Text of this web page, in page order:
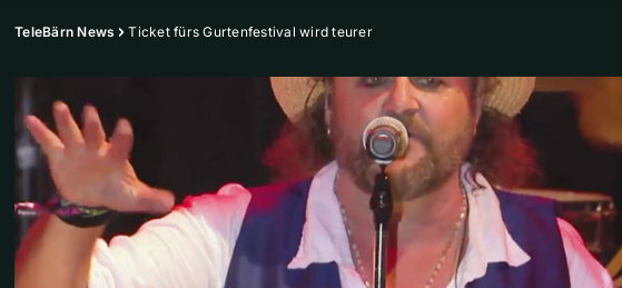
TeleBärn News Ticket fürs Gurtenfestival wird teurer